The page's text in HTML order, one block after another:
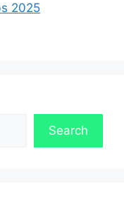
2025
Search